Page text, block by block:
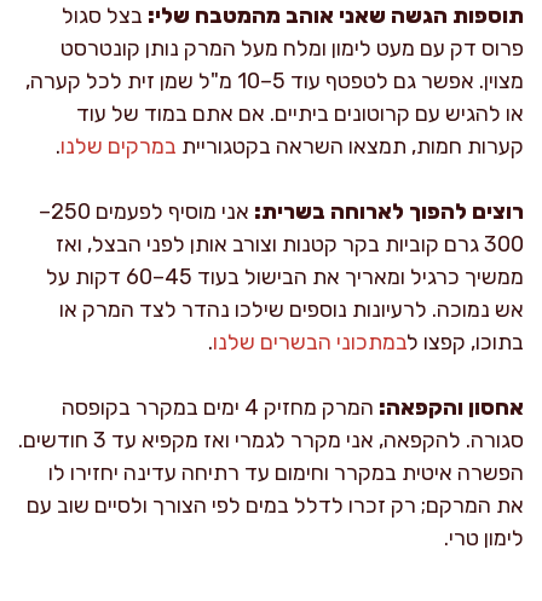
תוספות הגשה שאני אוהב מהמטבח שלי: בצל סגול
פרוס דק עם מעט לימון ומלח מעל המרק נותן קונטרסט
מצוין. אפשר גם לטפטף עוד 5–10 מ"ל שמן זית לכל קערה,
או להגיש עם קרוטונים ביתיים. אם אתם במוד של עוד
קערות חמות, תמצאו השראה בקטגוריית במרקים שלנו.
רוצים להפוך לארוחה בשרית:
אני מוסיף לפעמים 250–
300 גרם קוביות בקר קטנות וצורב אותן לפני הבצל, ואז
ממשיך כרגיל ומאריך את הבישול בעוד 45–60 דקות על
אש נמוכה. לרעיונות נוספים שילכו נהדר לצד המרק או
בתוכו, קפצו לבמתכוני הבשרים שלנו.
אחסון והקפאה:
המרק מחזיק 4 ימים במקרר בקופסה
סגורה. להקפאה, אני מקרר לגמרי ואז מקפיא עד 3 חודשים.
הפשרה איטית במקרר וחימום עד רתיחה עדינה יחזירו לו
את המרקם; רק זכרו לדלל במים לפי הצורך ולסיים שוב עם
לימון טרי.